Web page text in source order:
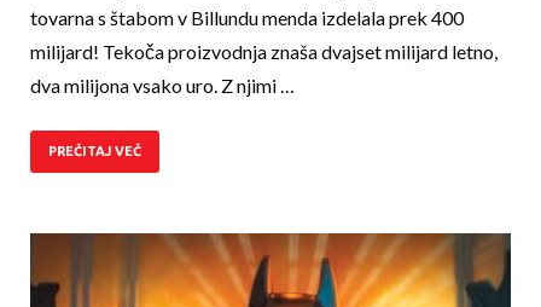
tovarna s štabom v Billundu menda izdelala prek 400
milijard! Tekoča proizvodnja zna­ša dvajset milijard letno,
dva milijona vsako uro. Z njimi …
PREČITAJ VEČ